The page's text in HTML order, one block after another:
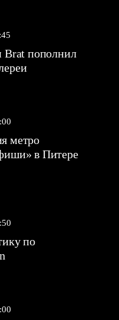
Brat пополнил
метро
в Питере
по